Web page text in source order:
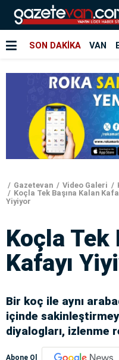
SON DAKİKA VAN
Gazetevan Video Galeri
Koçla Tek Başına Kalan
Yiyiyor
Koçla Tek
Kafayı
Bir koç ile aynı
içinde
diyalogları, izlenme
Abone Ol